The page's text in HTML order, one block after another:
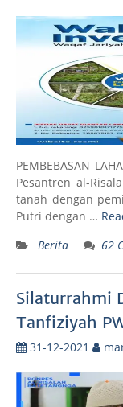
PEMBEBASAN
Pesantren al-
tanah dengan
Putri dengan …
Berita
62
Silaturrahmi
Tanfiziyah
31-12-2021